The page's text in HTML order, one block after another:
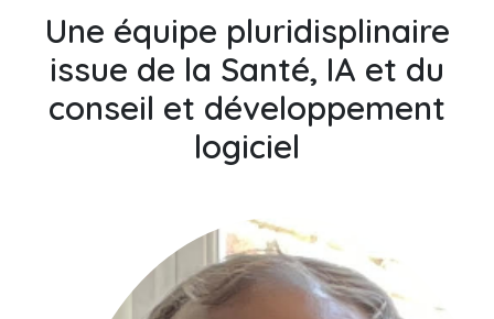
Une équipe pluridisplinaire
issue de la Santé, IA et du
conseil et développement
logiciel